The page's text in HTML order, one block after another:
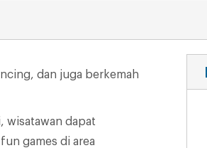
dan juga berkemah
wisatawan dapat
games di area